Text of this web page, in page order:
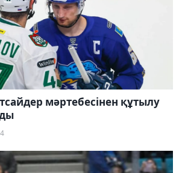
мәртебесінен құтылу